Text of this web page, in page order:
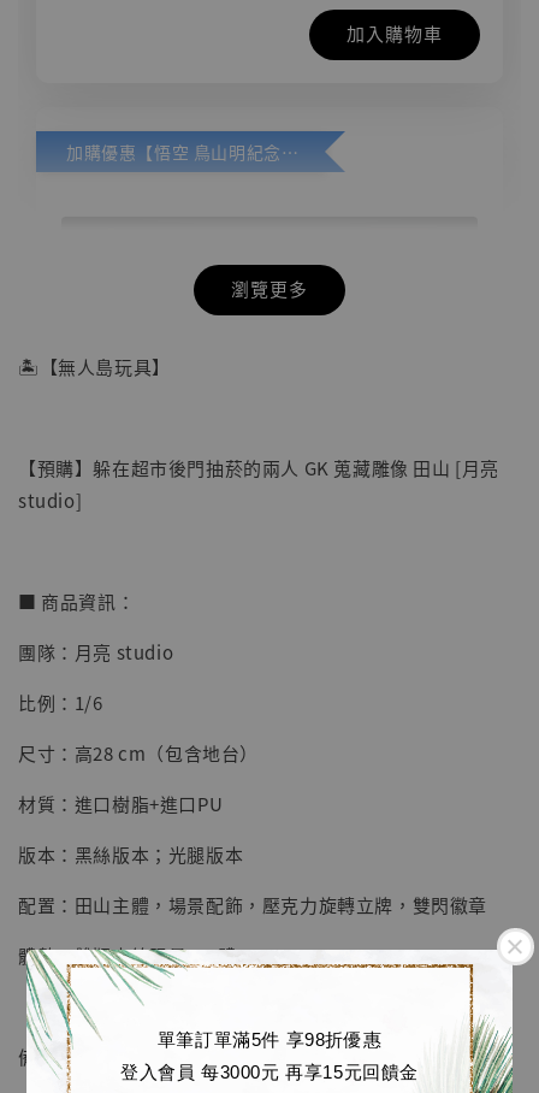
單筆訂單滿5件 享98折優惠
登入會員 每3000元 再享15元回饋金
加入購物車
加購優惠【悟空 鳥山明紀念款 [奇蹟工作室]】
【店內現貨】七龍珠 系列蒐藏雕像 悟空 鳥山
明紀念款 [奇蹟工作室]
NT$ 5,580
加購優惠【海賊王 布魯克達摩 [7STARS Studio]】
瀏覽更多
🏝【無人島玩具】
【預購】躲在超市後門抽菸的兩人 GK 蒐藏雕像 田山 [月亮
studio]
■ 商品資訊：
團隊：月亮 studio
比例：1/6
尺寸：高28 cm（包含地台）
材質：進口樹脂+進口PU
版本：黑絲版本；光腿版本
配置：田山主體，場景配飾，壓克力旋轉立牌，雙閃徽章
體數：雙版本總限量128體
備註：先行預購送田山小姐壓克力旋轉立牌+雙閃徽章一套